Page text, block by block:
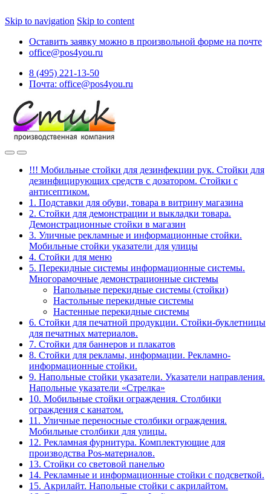
Skip to navigation Skip to content
Оставить заявку можно в произвольной форме на почте
office@pos4you.ru
8 (495) 221-13-50
Почта: office@pos4you.ru
!!! Мобильные стойки для дезинфекции рук. Стойки для
дезинфицирующих средств с дозатором. Стойки с
антисептиком.
1. Подставки для обуви, товара в витрину магазина
2. Стойки для демонстрации и выкладки товара.
Демонстрационные стойки в магазин
3. Уличные рекламные и информационные стойки.
Мобильные стойки указатели для улицы
4. Стойки для меню
5. Перекидные системы информационные системы.
Многорамочные демонстрационные системы
Напольные перекидные системы (стойки)
Настольные перекидные системы
Настенные перекидные системы
6. Стойки для печатной продукции. Стойки-буклетницы
для печатных материалов.
7. Стойки для баннеров и плакатов
8. Стойки для рекламы, информации. Рекламно-
информационные стойки.
9. Напольные стойки указатели. Указатели направления.
Напольные указатели «Стрелка»
10. Мобильные стойки ограждения. Столбики
ограждения с канатом.
11. Уличные переносные столбики ограждения.
Мобильные столбики для улицы.
12. Рекламная фурнитура. Комплектующие для
производства Pos-материалов.
13. Стойки со световой панелью
14. Рекламные и информационные стойки с подсветкой.
15. Акрилайт. Напольные стойки с акрилайтом.